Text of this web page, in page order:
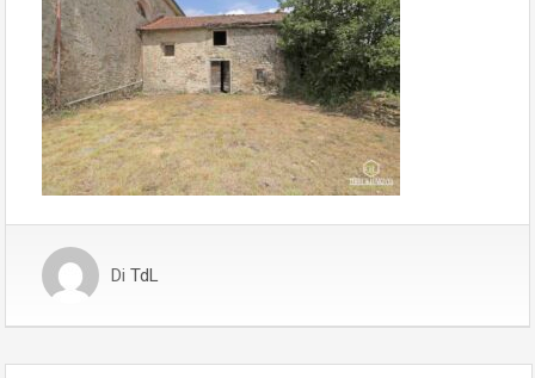
Di TdL